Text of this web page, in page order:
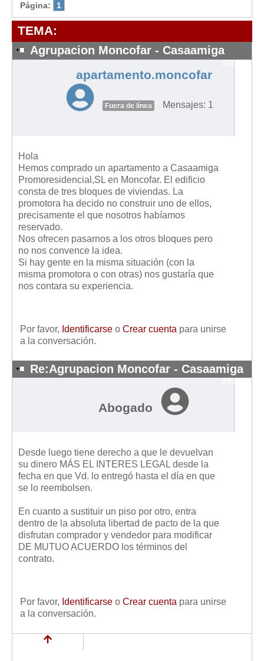
Requerimientos y comunicaciones
Formularios sobre Propiedad Horizontal
Modelos de Convocatoria de Junta de Propietarios
Modelos de Acta de Junta de Propietarios
Requerimientos y comunicaciones
Legislación
Legislación sobre la Comunidad de Propietarios
Legislación sobre Adquisición de Vivienda en Propiedad
Legislación de interés práctico
Diccionario
Usuario
Entrar / Salir
Mis boletines
Página: 1
TEMA:
Agrupacion Moncofar - Casaamiga
#7412
apartamento.moncofar
Fuera de línea Mensajes: 1
Hola
Hemos comprado un apartamento a Casaamiga
Promoresidencial,SL en Moncofar. El edificio
consta de tres bloques de viviendas. La
promotora ha decido no construir uno de ellos,
precisamente el que nosotros habíamos
reservado.
Nos ofrecen pasarnos a los otros bloques pero
no nos convence la idea.
Si hay gente en la misma situación (con la
misma promotora o con otras) nos gustaría que
nos contara su experiencia.
Por favor, Identificarse o Crear cuenta para unirse
a la conversación.
Re:Agrupacion Moncofar - Casaamiga
#7413
Abogado
Desde luego tiene derecho a que le devuelvan
su dinero MÁS EL INTERES LEGAL desde la
fecha en que Vd. lo entregó hasta el día en que
se lo reembolsen.
En cuanto a sustituir un piso por otro, entra
dentro de la absoluta libertad de pacto de la que
disfrutan comprador y vendedor para modificar
DE MUTUO ACUERDO los términos del
contrato.
Por favor, Identificarse o Crear cuenta para unirse
a la conversación.